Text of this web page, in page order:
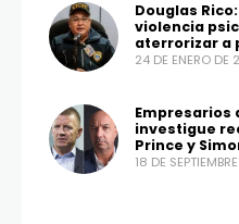
Douglas
violencia
aterrorizar a
24 DE ENERO DE
Empresarios
investigue
Prince y
18 DE